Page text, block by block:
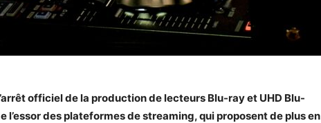
officiel de la production de lecteurs Blu-ray et UHD Blu-
l’essor des plateformes de streaming, qui proposent de plus en